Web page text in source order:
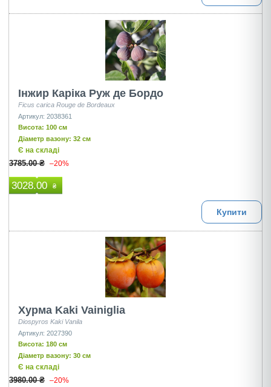
Інжир Каріка Руж де Бордо
Ficus carica Rouge de Bordeaux
Артикул: 2038361
Висота: 100 см
Діаметр вазону: 32 см
Є на складі
3785.00 ₴ –20%
3028.00 ₴
Купити
Хурма Kaki Vainiglia
Diospyros Kaki Vanila
Артикул: 2027390
Висота: 180 см
Діаметр вазону: 30 см
Є на складі
3980.00 ₴ –20%